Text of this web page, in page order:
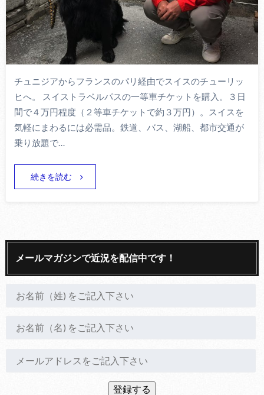
チュニジアからフランスのパリ経由でスイスのチューリッ
ヒへ。 スイストラベルパスの一等車チケットを購入。３日
間で４万円程度（２等車チケットで約３万円）。スイスを
気軽にまわるには必需品。鉄道、バス、湖船、都市交通が
乗り放題で…
続きを読む
メールマガジンで近況を配信中です！